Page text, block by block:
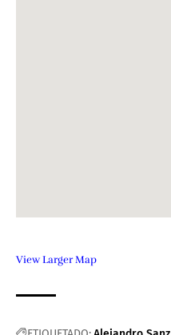
View Larger Map